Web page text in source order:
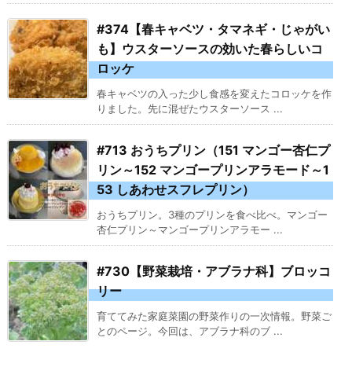
#374【春キャベツ・タマネギ・じゃがい
も】ウスターソースの効いた春らしいコ
ロッケ
春キャベツの入った少し食感を変えたコロッケを作
りました。先に混ぜたウスターソース ...
#713 おうちプリン（151 マンゴー杏仁プ
リン～152 マンゴープリンアラモード～1
53 しあわせスフレプリン）
おうちプリン。3種のプリンを食べ比べ。マンゴー
杏仁プリン～マンゴープリンアラモー ...
#730【野菜栽培・アブラナ科】ブロッコ
リー
育ててみた家庭菜園の野菜作りの一次情報。野菜ご
とのページ。今回は、アブラナ科のブ ...